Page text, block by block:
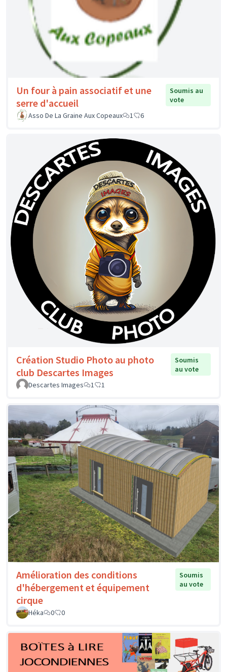
Un four à pain associatif et une
serre d'accueil
Soumis au
vote
Asso De La Graine Aux Copeaux
1 6
Création Studio Photo au photo
club Descartes Images
Soumis
au vote
Descartes Images
1 1
Amélioration des conditions
d'hébergement et équipement
cirque
Soumis
au vote
Héka 0 0